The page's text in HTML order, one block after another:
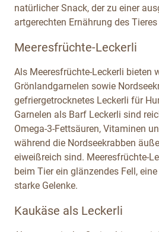
natürlicher Snack, der zu einer
artgerechten Ernährung des
Meeresfrüchte-Leckerli
Als Meeresfrüchte-Leckerli bieten
Grönlandgarnelen sowie
gefriergetrocknetes Leckerli für
Garnelen als Barf Leckerli sind
Omega-3-Fettsäuren, Vitaminen
während die Nordseekrabben
eiweißreich sind. Meeresfrüchte-
beim Tier ein glänzendes Fell,
starke Gelenke.
Kaukäse als Leckerli